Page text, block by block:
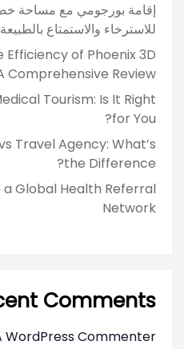
إقامة بورجومي مع مساحة
للاسترخاء والاستمتاع بالطبيعة
Efficiency of Phoenix 3D
Comprehensive Review
Tourism: Is It Right
for You?
Travel Agency: What’s
the Difference?
Global Health Referral
Network
Comments
WordPress Commenter